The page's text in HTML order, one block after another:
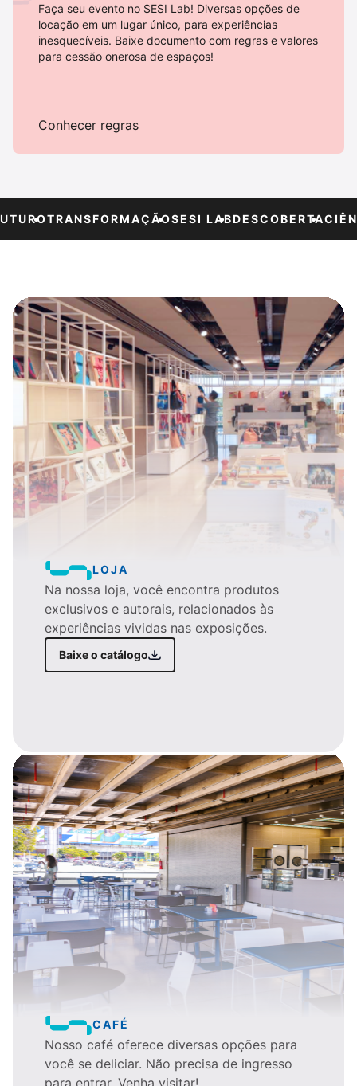
Faça seu evento no SESI Lab! Diversas opções de
locação em um lugar único, para experiências
inesquecíveis. Baixe documento com regras e valores
para cessão onerosa de espaços!
Conhecer regras
TRANSFORMAÇÃOSESI LABDESCOBERTA
LOJA
Na nossa loja, você encontra produtos
exclusivos e autorais, relacionados às
experiências vividas nas exposições.
Baixe o catálogo
CAFÉ
Nosso café oferece diversas opções para
você se deliciar. Não precisa de ingresso
para entrar. Venha visitar!